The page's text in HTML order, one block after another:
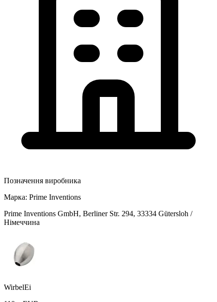
Позначення виробника
Марка: Prime Inventions
Prime Inventions GmbH, Berliner Str. 294, 33334 Gütersloh /
Німеччина
WirbelEi